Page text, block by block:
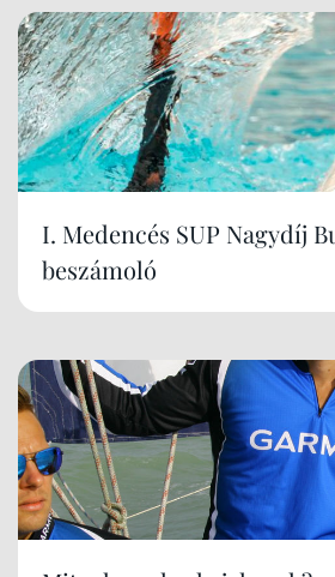
I. Medencés SUP Nagydíj
beszámoló